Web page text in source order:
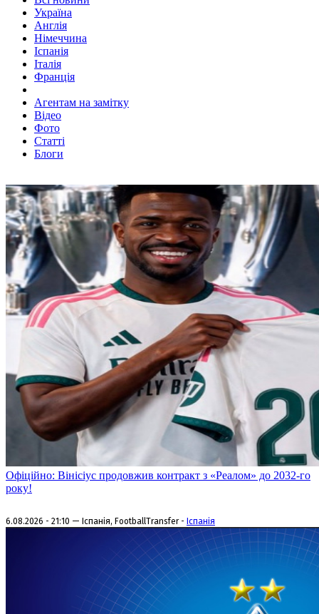
Україна
Англія
Німеччина
Іспанія
Італія
Франція
Агентам на замітку
Відео
Фото
Статті
Блоги
Офіційно: Вінісіус продовжив контракт з «Реалом» до 2032-го
року!
6.08.2026 - 21:10 — Іспанія, FootballTransfer - Іспанія